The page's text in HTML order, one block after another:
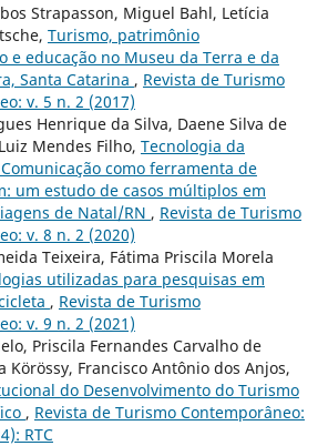
Strapasson, Miguel Bahl, Letícia
Turismo, patrimônio
e educação no Museu da Terra e da
Santa Catarina , Revista de Turismo
v. 5 n. 2 (2017)
Henrique da Silva, Daene Silva de
Mendes Filho, Tecnologia da
como ferramenta de
um estudo de casos múltiplos em
de Natal/RN , Revista de Turismo
v. 8 n. 2 (2020)
Teixeira, Fátima Priscila Morela
utilizadas para pesquisas em
, Revista de Turismo
v. 9 n. 2 (2021)
Priscila Fernandes Carvalho de
Körössy, Francisco Antônio dos Anjos,
do Desenvolvimento do Turismo
, Revista de Turismo Contemporâneo:
RTC